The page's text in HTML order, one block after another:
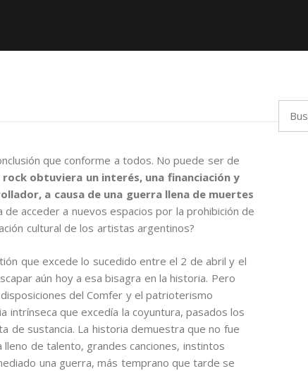
que conforme a todos. No puede ser de
obtuviera un interés, una financiación y
a causa de una guerra llena de muertes
acceder a nuevos espacios por la prohibición de
cultural de los artistas argentinos?
que excede lo sucedido entre el 2 de abril y el
aún hoy a esa bisagra en la historia. Pero
del Comfer y el patrioterismo
intrínseca que excedía la coyuntura, pasados los
de sustancia. La historia demuestra que no fue
de talento, grandes canciones, instintos
una guerra, más temprano que tarde se